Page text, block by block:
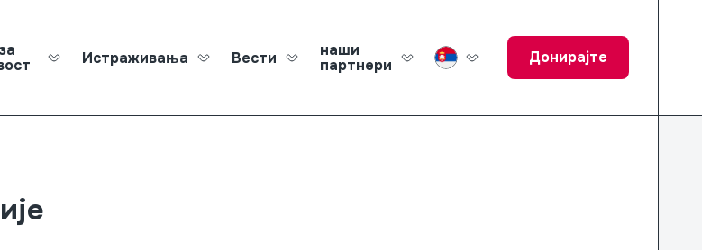
Roma Education Fund
Истраживања Вести
наши
партнери
Донирајте